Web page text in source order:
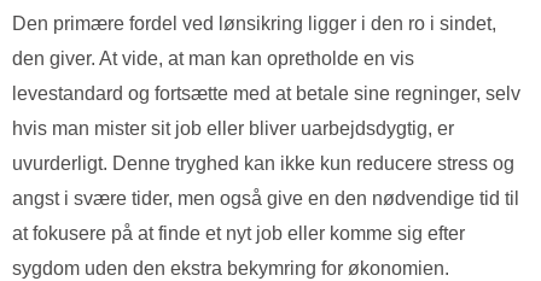
Den primære fordel ved lønsikring ligger i den ro i sindet,
den giver. At vide, at man kan opretholde en vis
levestandard og fortsætte med at betale sine regninger, selv
hvis man mister sit job eller bliver uarbejdsdygtig, er
uvurderligt. Denne tryghed kan ikke kun reducere stress og
angst i svære tider, men også give en den nødvendige tid til
at fokusere på at finde et nyt job eller komme sig efter
sygdom uden den ekstra bekymring for økonomien.